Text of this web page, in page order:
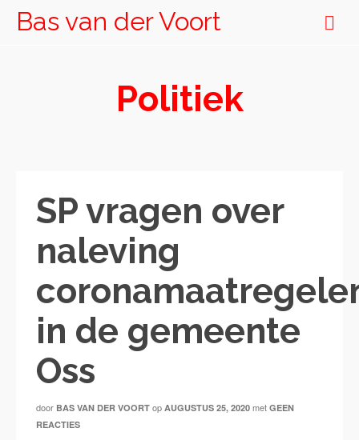
Bas van der Voort
Politiek
SP vragen over
naleving
in de gemeente
Oss
door BAS VAN DER VOORT op AUGUSTUS 25, 2020 met GEEN
REACTIES